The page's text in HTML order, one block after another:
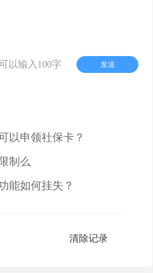
以输入100字 发送
以申领社保卡？
制么
能如何挂失？
清除记录